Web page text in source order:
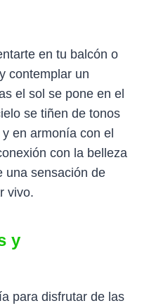
en tu balcón o
contemplar un
el sol se pone en el
se tiñen de tonos
en armonía con el
con la belleza
una sensación de
vivo.
y
para disfrutar de las